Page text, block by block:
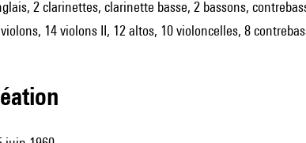
2 clarinettes, clarinette basse, 2 bassons,
14 violons II, 12 altos, 10 violoncelles, 8